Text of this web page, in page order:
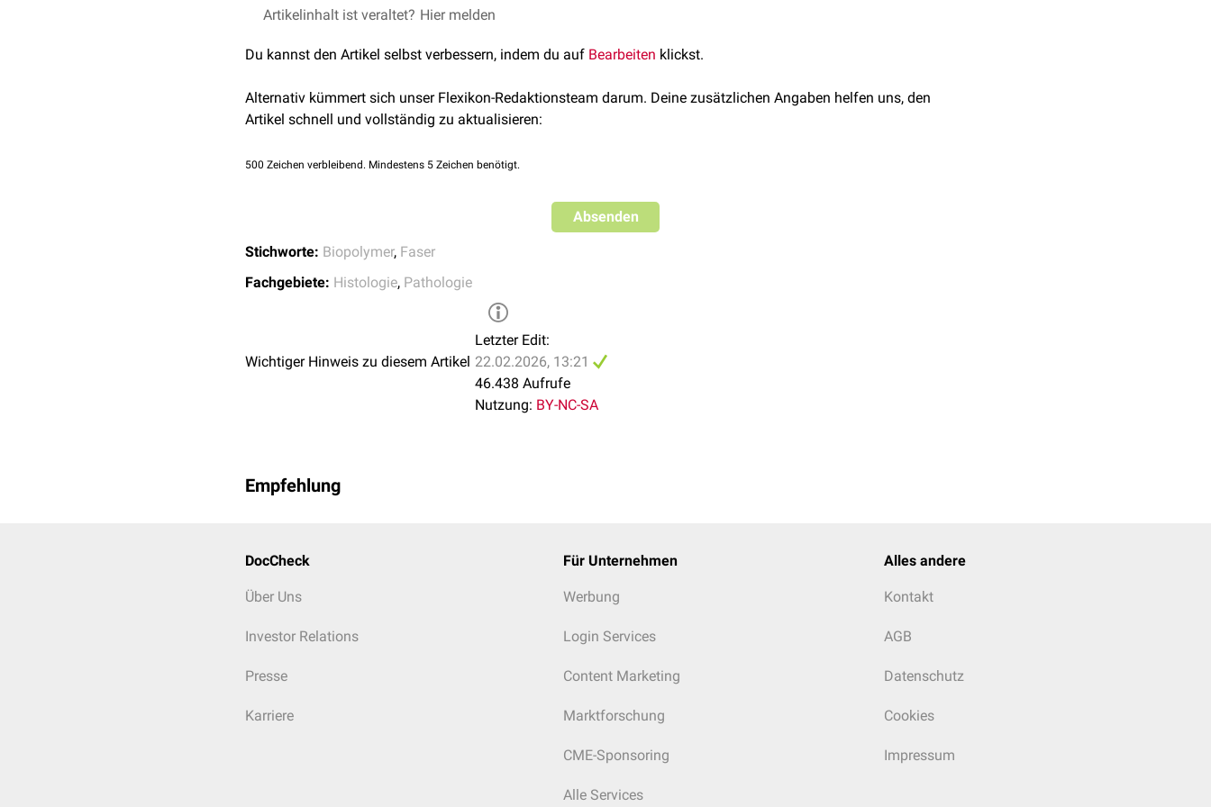
Neurofibrillen
Kollagenfibrillen
Störungen der Fibrillenbildung bezeichnet man als
Ein übersteigerte Fibrillenbildung hat ebenfalls pathologischeBedeutung, z.B. im Rahmen von
bzw.
Fibrillenim Gewebe, welche die Funktion der betroffenen Organe beeinträchtigt.
Artikelinhalt ist veraltet? Hier melden
Du kannst den Artikel selbst verbessern, indem du auf Bearbeiten klickst.
Alternativ kümmert sich unser Flexikon-Redaktionsteam darum. Deine zusätzlichen Angaben helfen uns, den
Artikel schnell und vollständig zu aktualisieren:
500 Zeichen verbleibend. Mindestens 5 Zeichen benötigt.
Absenden
Stichworte: Biopolymer, Faser
Fachgebiete: Histologie, Pathologie
Wichtiger Hinweis zu diesem Artikel
Letzter Edit:
22.02.2026, 13:21
46.438 Aufrufe
Nutzung: BY-NC-SA
Empfehlung
DocCheck
Über Uns
Investor Relations
Presse
Karriere
Für Unternehmen
Werbung
Login Services
Content Marketing
Marktforschung
CME-Sponsoring
Alle Services
Alles andere
Kontakt
AGB
Datenschutz
Cookies
Impressum